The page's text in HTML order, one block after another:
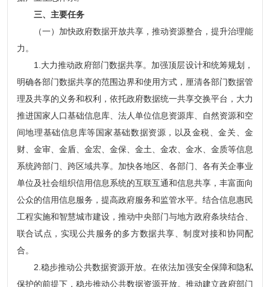
三、主要任务
（一）加快政府数据开放共享，推动资源整合，提升治理能
力。
1.大力推动政府部门数据共享。加强顶层设计和统筹规划，
明确各部门数据共享的范围边界和使用方式，厘清各部门数据管
理及共享的义务和权利，依托政府数据统一共享交换平台，大力
推进国家人口基础信息库、法人单位信息资源库、自然资源和空
间地理基础信息库等国家基础数据资源，以及金税、金关、金
财、金审、金盾、金宏、金保、金土、金农、金水、金质等信息
系统跨部门、跨区域共享。加快各地区、各部门、各有关企事业
单位及社会组织信用信息系统的互联互通和信息共享，丰富面向
公众的信用信息服务，提高政府服务和监管水平。结合信息惠民
工程实施和智慧城市建设，推动中央部门与地方政府条块结合、
联合试点，实现公共服务的多方数据共享、制度对接和协同配
合。
2.稳步推动公共数据资源开放。在依法加强安全保障和隐私
保护的前提下，稳步推动公共数据资源开放。推动建立政府部门